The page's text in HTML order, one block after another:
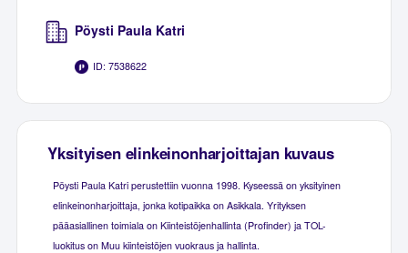
Pöysti Paula Katri
ID: 7538622
Yksityisen elinkeinonharjoittajan kuvaus
Pöysti Paula Katri perustettiin vuonna 1998. Kyseessä on yksityinen
elinkeinonharjoittaja, jonka kotipaikka on Asikkala. Yrityksen
pääasiallinen toimiala on Kiinteistöjenhallinta (Profinder) ja TOL-
luokitus on Muu kiinteistöjen vuokraus ja hallinta.